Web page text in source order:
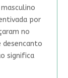
por
no
desencanto
significa